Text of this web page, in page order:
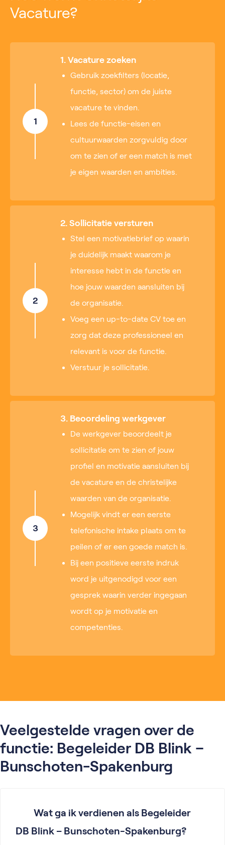
Vacature?
1
1. Vacature zoeken
Gebruik zoekfilters (locatie,
functie, sector) om de juiste
vacature te vinden.
Lees de functie-eisen en
cultuurwaarden zorgvuldig door
om te zien of er een match is met
je eigen waarden en ambities.
2
2. Sollicitatie versturen
Stel een motivatiebrief op waarin
je duidelijk maakt waarom je
interesse hebt in de functie en
hoe jouw waarden aansluiten bij
de organisatie.
Voeg een up-to-date CV toe en
zorg dat deze professioneel en
relevant is voor de functie.
Verstuur je sollicitatie.
3
3. Beoordeling werkgever
De werkgever beoordeelt je
sollicitatie om te zien of jouw
profiel en motivatie aansluiten bij
de vacature en de christelijke
waarden van de organisatie.
Mogelijk vindt er een eerste
telefonische intake plaats om te
peilen of er een goede match is.
Bij een positieve eerste indruk
word je uitgenodigd voor een
gesprek waarin verder ingegaan
wordt op je motivatie en
competenties.
Veelgestelde vragen over de
functie: Begeleider DB Blink –
Bunschoten-Spakenburg
Wat ga ik verdienen als Begeleider
DB Blink – Bunschoten-Spakenburg?